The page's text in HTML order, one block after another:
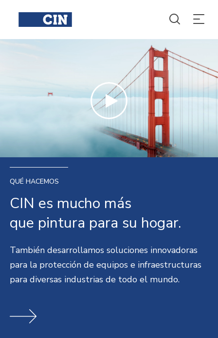
QUÉ HACEMOS
CIN es mucho más
que pintura para su hogar.
También desarrollamos soluciones innovadoras
para la protección de equipos e infraestructuras
para diversas industrias de todo el mundo.